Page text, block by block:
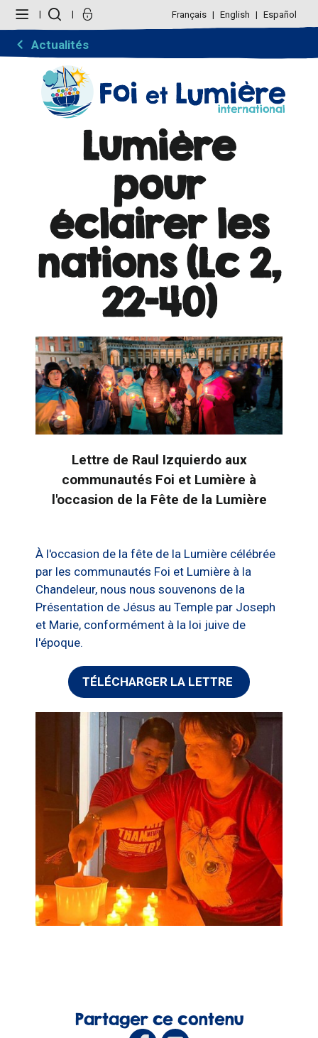
contenu.
navigation
personnels
Français English Español
Actualités
Lumière
pour
éclairer les
nations (Lc 2,
22-40)
Lettre de Raul Izquierdo aux
communautés Foi et Lumière à
l'occasion de la Fête de la Lumière
À l'occasion de la fête de la Lumière célébrée
par les communautés Foi et Lumière à la
Chandeleur, nous nous souvenons de la
Présentation de Jésus au Temple par Joseph
et Marie, conformément à la loi juive de
l'époque.
TÉLÉCHARGER LA LETTRE
Partager ce contenu